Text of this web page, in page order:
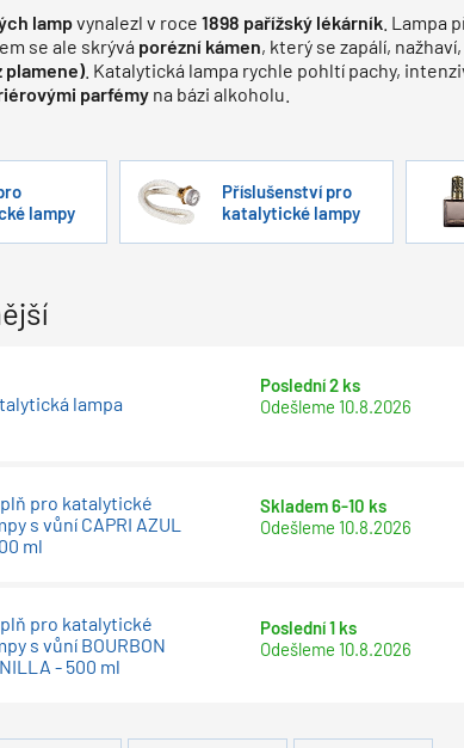
lampvynalezl v roce 1898 pařížský lékárník . Lampa
se ale skrývá porézní kámen, který se zapálí,
plamene) . Katalytická lampa rychle pohltí pachy,
parfémy na bázi alkoholu.
lampy
Příslušenství pro
katalytické lampy
lampa
Poslední 2 ks
Odešleme 10.8.2026
pro katalytické
s vůní CAPRI AZUL
ml
Skladem 6-10 ks
Odešleme 10.8.2026
pro katalytické
s vůní BOURBON
- 500 ml
Poslední 1 ks
Odešleme 10.8.2026